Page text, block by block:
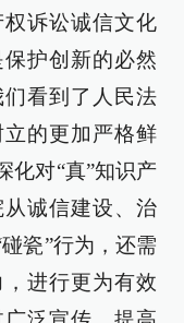
诉讼诚信文化
护创新的必然
看到了人民法
的更加严格鲜
化对“真”知识产
诚信建设、治
瓷”行为，还需
进行更为有效